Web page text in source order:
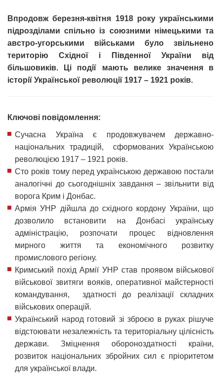
Впродовж березня-квітня 1918 року українськими
підрозділами спільно із союзними німецькими та
австро-угорськими військами було звільнено
територію Східної і Південної України від
більшовиків. Ці події мають велике значення в
історії Української революції 1917 – 1921 років.
Ключові повідомлення:
Сучасна Україна є продовжувачем державно-
національних традицій, сформованих Українською
революцією 1917 – 1921 років.
Сто років тому перед українською державою постали
аналогічні до сьогоднішніх завдання – звільнити від
ворога Крим і Донбас.
Армія УНР дійшла до східного кордону України, що
дозволило встановити на Донбасі українську
адміністрацію, розпочати процес відновлення
мирного життя та економічного розвитку
промислового регіону.
Кримський похід Армії УНР став проявом військової
військової звитяги вояків, оперативної майстерності
командування, здатності до реалізації складних
військових операцій.
Український народ готовий зі зброєю в руках рішуче
відстоювати незалежність та територіальну цілісність
держави. Зміцнення обороноздатності країни,
розвиток національних збройних сил є пріоритетом
для української влади.